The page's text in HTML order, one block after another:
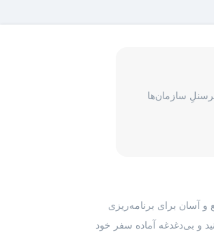
سازمان‌ها
و آسان برای برنامه‌ریزی
و بی‌دغدغه آماده سفر خود